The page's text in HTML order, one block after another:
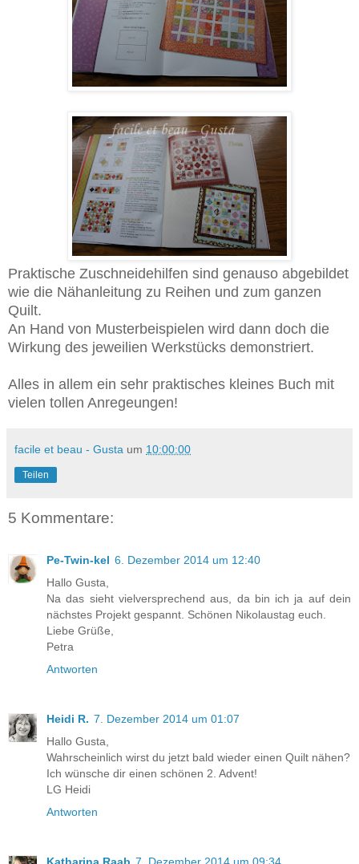
Praktische Zuschneidehilfen sind genauso abgebildet
wie die Nähanleitung zu Reihen und zum ganzen
Quilt.
An Hand von Musterbeispielen wird dann doch die
Wirkung des jeweilien Werkstücks demonstriert.
Alles in allem ein sehr praktisches kleines Buch mit
vielen tollen Anregeungen!
facile et beau - Gusta um 10:00:00
Teilen
5 Kommentare:
Pe-Twin-kel 6. Dezember 2014 um 12:40
Hallo Gusta,
Na das sieht vielversprechend aus, da bin ich ja auf dein
nächstes Projekt gespannt. Schönen Nikolaustag euch.
Liebe Grüße,
Petra
Antworten
Heidi R. 7. Dezember 2014 um 01:07
Hallo Gusta,
Wahrscheinlich wirst du jetzt bald wieder einen Quilt nähen?
Ich wünsche dir einen schönen 2. Advent!
LG Heidi
Antworten
Katharina Raab 7. Dezember 2014 um 09:34